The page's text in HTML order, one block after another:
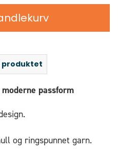
produktet
passform
og ringspunnet garn.